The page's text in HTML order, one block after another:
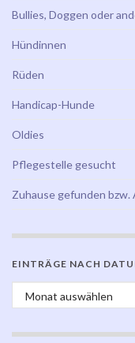
Bullies, Doggen oder
Hündinnen
Rüden
Handicap-Hunde
Oldies
Pflegestelle gesucht
Zuhause gefunden bzw.
EINTRÄGE NACH
Einträge nach Datum